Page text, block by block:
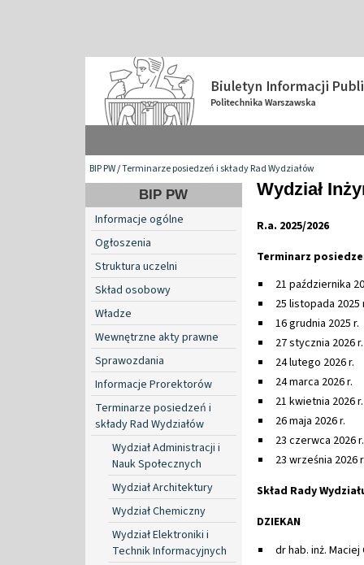
BIP PW/Terminarze posiedzeń i składy Rad Wydziałów
BIP PW
Informacje ogólne
Ogłoszenia
Struktura uczelni
Skład osobowy
Władze
Wewnętrzne akty prawne
Sprawozdania
Informacje Prorektorów
Terminarze posiedzeń i
składy Rad Wydziałów
Wydział Administracji i
Nauk Społecznych
Wydział Architektury
Wydział Chemiczny
Wydział Elektroniki i
Technik Informacyjnych
Wydział
R.a. 2025/2026
Terminarz
21 października
25 listopada 2025
16 grudnia 2025 r.
27 stycznia 2026 r.
24 lutego 2026 r.
24 marca 2026 r.
21 kwietnia 2026 r.
26 maja 2026 r.
23 czerwca 2026 r.
23 września 2026
Skład Rady
DZIEKAN
dr hab. inż.